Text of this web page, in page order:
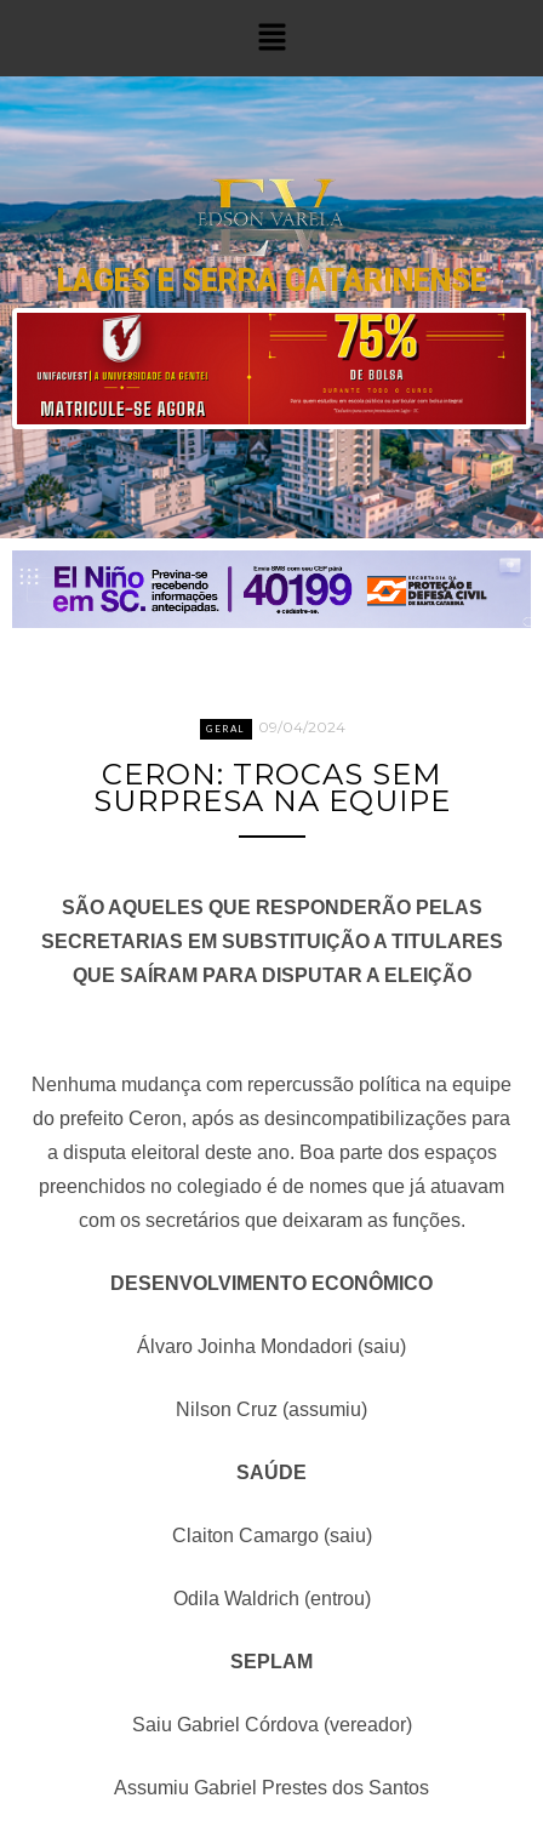
LAGES E SERRA CATARINENSE
GERAL 09/04/2024
CERON: TROCAS SEM
SURPRESA NA EQUIPE
SÃO AQUELES QUE RESPONDERÃO PELAS
SECRETARIAS EM SUBSTITUIÇÃO A TITULARES
QUE SAÍRAM PARA DISPUTAR A ELEIÇÃO
Nenhuma mudança com repercussão política na equipe
do prefeito Ceron, após as desincompatibilizações para
a disputa eleitoral deste ano. Boa parte dos espaços
preenchidos no colegiado é de nomes que já atuavam
com os secretários que deixaram as funções.
DESENVOLVIMENTO ECONÔMICO
Álvaro Joinha Mondadori (saiu)
Nilson Cruz (assumiu)
SAÚDE
Claiton Camargo (saiu)
Odila Waldrich (entrou)
SEPLAM
Saiu Gabriel Córdova (vereador)
Assumiu Gabriel Prestes dos Santos